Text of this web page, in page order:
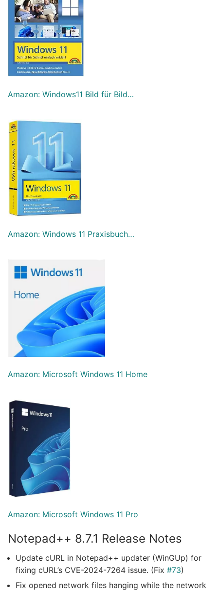
Amazon: Windows11 Bild für Bild…
Amazon: Windows 11 Praxisbuch…
Amazon: Microsoft Windows 11 Home
Amazon: Microsoft Windows 11 Pro
Notepad++ 8.7.1 Release Notes
Update cURL in Notepad++ updater (WinGUp) for
fixing cURL’s CVE-2024-7264 issue. (Fix #73)
Fix opened network files hanging while the network